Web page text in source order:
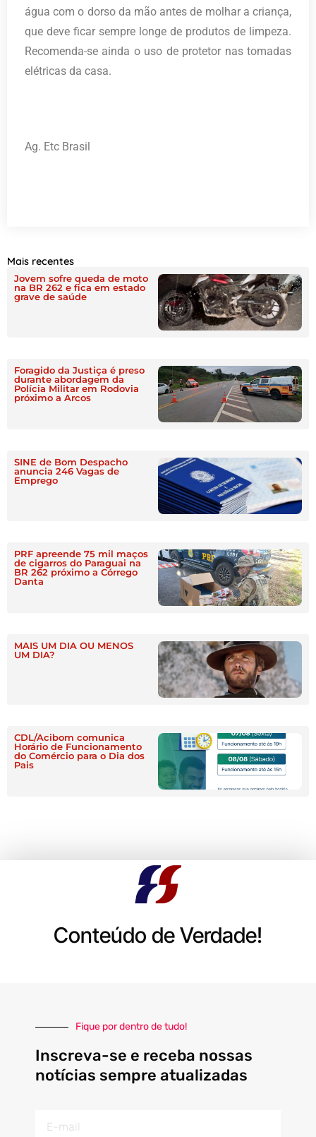
água com o dorso da mão antes de molhar a criança,
que deve ficar sempre longe de produtos de limpeza.
Recomenda-se ainda o uso de protetor nas tomadas
elétricas da casa.
Ag. Etc Brasil
Mais recentes
Jovem sofre queda de moto
na BR 262 e fica em estado
grave de saúde
Foragido da Justiça é preso
durante abordagem da
Polícia Militar em Rodovia
próximo a Arcos
SINE de Bom Despacho
anuncia 246 Vagas de
Emprego
PRF apreende 75 mil maços
de cigarros do Paraguai na
BR 262 próximo a Córrego
Danta
MAIS UM DIA OU MENOS
UM DIA?
CDL/Acibom comunica
Horário de Funcionamento
do Comércio para o Dia dos
Pais
Conteúdo de Verdade!
Fique por dentro de tudo!
Inscreva-se e receba nossas
notícias sempre atualizadas